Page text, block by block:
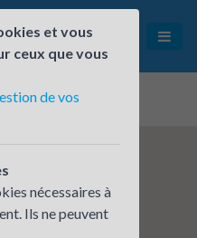
MAIRIE DE BARBERAZ
et vous
ceux que vous
de vos
nécessaires à
Ils ne peuvent